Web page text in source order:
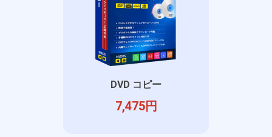
DVD コピー
7,475円